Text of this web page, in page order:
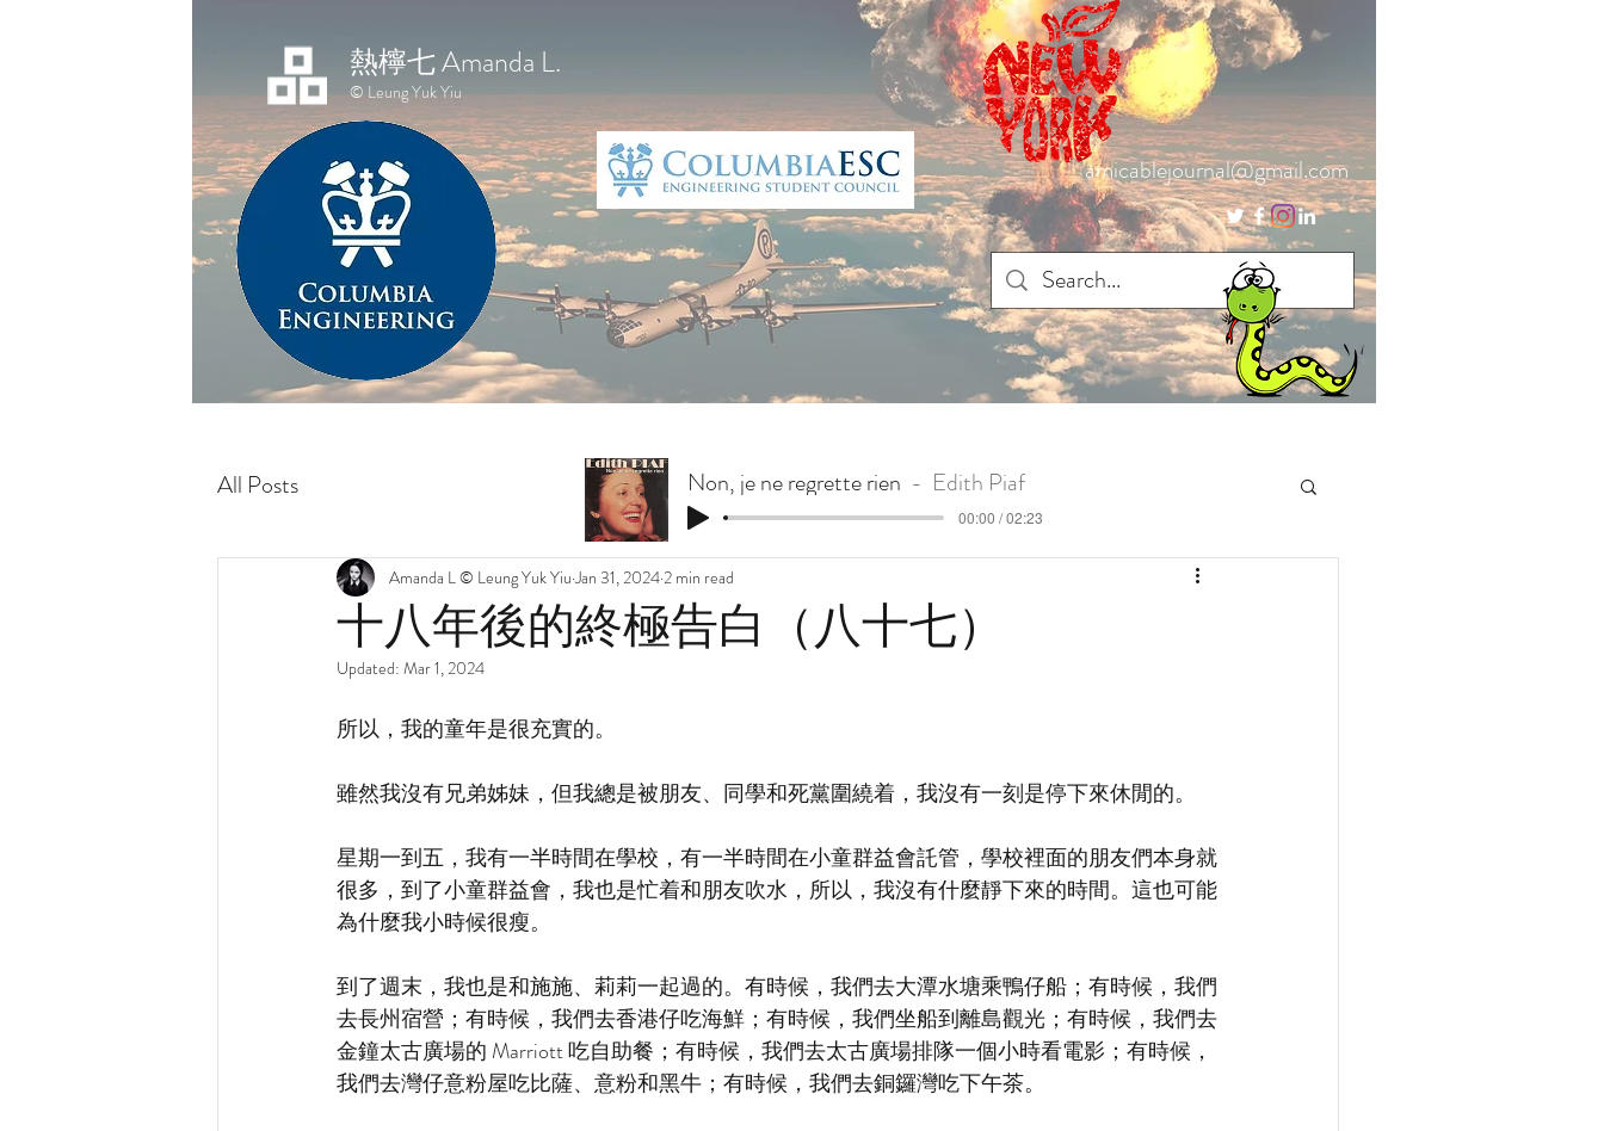
熱檸七 Amanda L.
© Leung Yuk Yiu
amicablejournal@gmail.com
All Posts
十八年後的終極告白（八十七）
Amanda L © Leung Yuk Yiu Jan 31, 20242 min read
Updated: Mar 1, 2024
所以，我的童年是很充實的。
雖然我沒有兄弟姊妹，但我總是被朋友、同學和死黨圍繞着，我沒有一刻是停下來休閒的。
星期一到五，我有一半時間在學校，有一半時間在小童群益會託管，學校裡面的朋友們本身就
很多，到了小童群益會，我也是忙着和朋友吹水，所以，我沒有什麼靜下來的時間。這也可能
為什麼我小時候很瘦。
到了週末，我也是和施施、莉莉一起過的。有時候，我們去大潭水塘乘鴨仔船；有時候，我們
去長州宿營；有時候，我們去香港仔吃海鮮；有時候，我們坐船到離島觀光；有時候，我們去
金鐘太古廣場的 Marriott 吃自助餐；有時候，我們去太古廣場排隊一個小時看電影；有時候，
我們去灣仔意粉屋吃比薩、意粉和黑牛；有時候，我們去銅鑼灣吃下午茶。
Non, je ne regrette rien Edith Piaf
00:00 / 02:23